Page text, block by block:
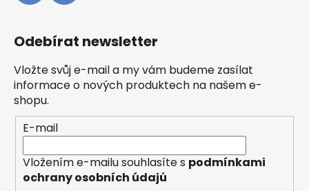
Odebírat newsletter
Vložte svůj e-mail a my vám budeme zasílat
informace o nových produktech na našem e-
shopu.
E-mail
Vložením e-mailu souhlasíte s podmínkami
ochrany osobních údajů